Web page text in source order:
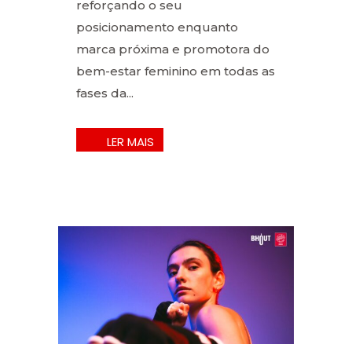
reforçando o seu
posicionamento enquanto
marca próxima e promotora do
bem-estar feminino em todas as
fases da...